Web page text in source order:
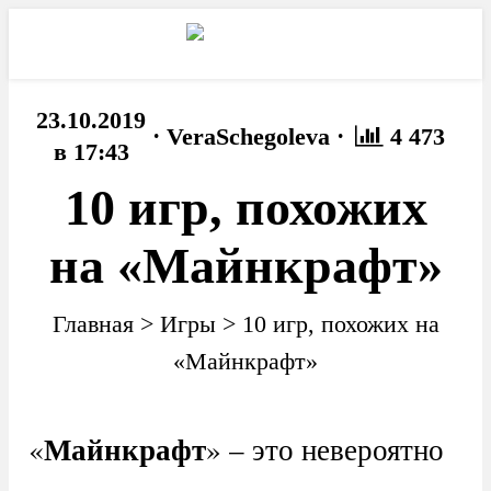
23.10.2019
в 17:43
· VeraSchegoleva · 4 473
10 игр, похожих
на «Майнкрафт»
Главная> Игры> 10 игр, похожих на
«Майнкрафт»
«Майнкрафт» – это невероятно